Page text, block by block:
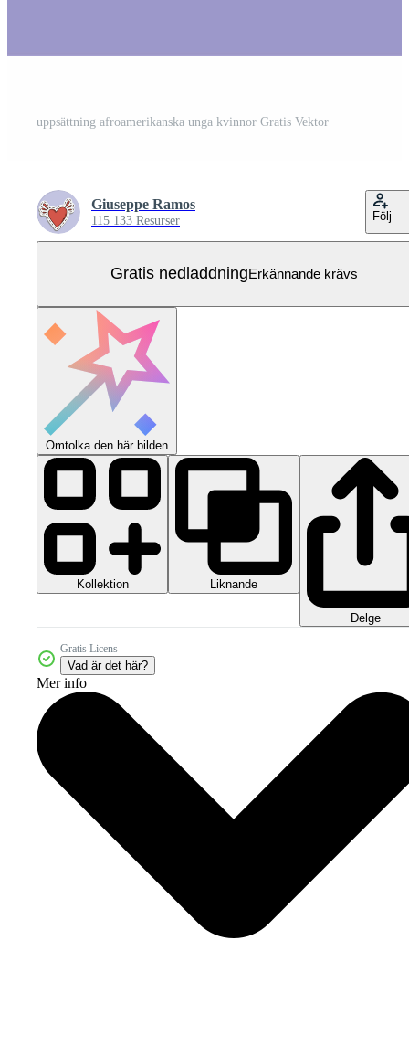
uppsättning afroamerikanska unga kvinnor Gratis Vektor
Giuseppe Ramos
115 133 Resurser Följ
Gratis nedladdningErkännande krävs
Omtolka den här bilden
Kollektion Liknande
Delge
Gratis Licens
Vad är det här?
Mer info